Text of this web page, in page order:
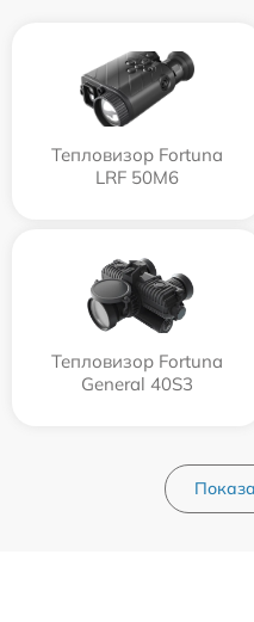
Тепловизор Fortuna
LRF 50M6
Тепловизор Fortuna
General 40S3